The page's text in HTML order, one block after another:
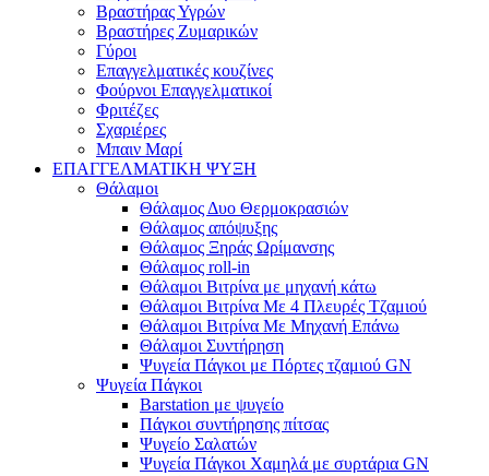
Βραστήρας Υγρών
Βραστήρες Ζυμαρικών
Γύροι
Επαγγελματικές κουζίνες
Φούρνοι Επαγγελματικοί
Φριτέζες
Σχαριέρες
Μπαιν Μαρί
ΕΠΑΓΓΕΛΜΑΤΙΚΗ ΨΥΞΗ
Θάλαμοι
Θάλαμος Δυο Θερμοκρασιών
Θάλαμος απόψυξης
Θάλαμος Ξηράς Ωρίμανσης
Θάλαμος roll-in
Θάλαμοι Βιτρίνα με μηχανή κάτω
Θάλαμοι Βιτρίνα Με 4 Πλευρές Τζαμιού
Θάλαμοι Βιτρίνα Με Μηχανή Επάνω
Θάλαμοι Συντήρηση
Ψυγεία Πάγκοι με Πόρτες τζαμιού GN
Ψυγεία Πάγκοι
Barstation με ψυγείο
Πάγκοι συντήρησης πίτσας
Ψυγείο Σαλατών
Ψυγεία Πάγκοι Χαμηλά με συρτάρια GN